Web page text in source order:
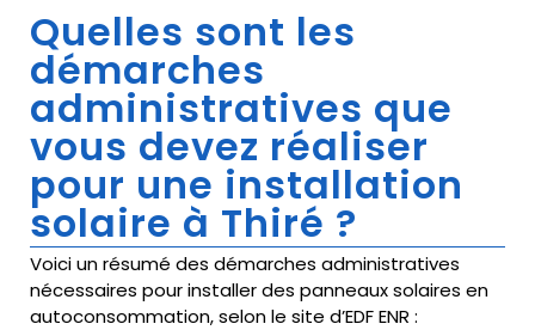
Quelles sont les
démarches
administratives que
vous devez réaliser
pour une installation
solaire à Thiré ?
Voici un résumé des démarches administratives
nécessaires pour installer des panneaux solaires en
autoconsommation, selon le site d’EDF ENR :